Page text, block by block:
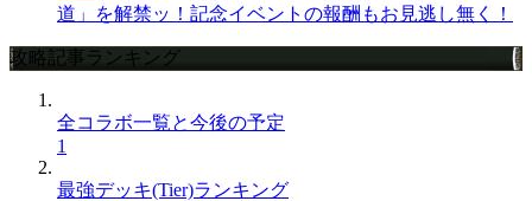
道」を解禁ッ！記念イベントの報酬もお見逃し無く！
攻略記事ランキング
全コラボ一覧と今後の予定
1
最強デッキ(Tier)ランキング